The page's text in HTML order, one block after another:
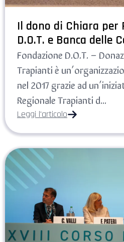
Il dono di Chiara per
D.O.T. e Banca delle
Fondazione D.O.T. –
Trapianti è
nel 2017 grazie ad
Regionale Trapianti d...
Leggi l'articolo